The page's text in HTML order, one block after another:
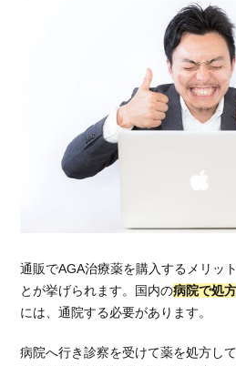
通販でAGA治療薬を購入するメリッ
とが挙げられます。国内の病院で処方
には、通院する必要があります。
病院へ行き診察を受けて薬を処方し